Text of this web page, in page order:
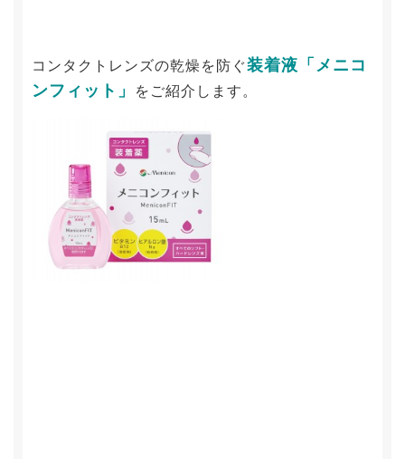
コンタクトレンズの乾燥を防ぐ装着液「メニコ
ンフィット」
をご紹介します。